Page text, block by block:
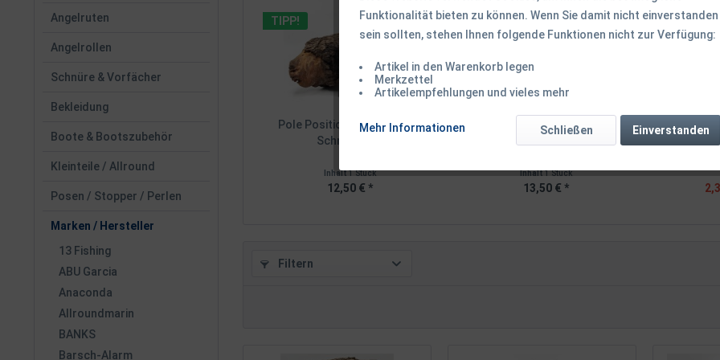
Angelruten
Angelrollen
Schnüre & Vorfächer
Bekleidung
Boote & Bootszubehör
Kleinteile / Allround
Posen / Stopper / Perlen
Marken / Hersteller
13 Fishing
ABU Garcia
Anaconda
Allroundmarin
BANKS
Barsch-Alarm
TIPP!
Pole Position Bank Line Clip
Schnurclip...
Inhalt1 Stück
12,50 € *
Pole Position Strong Grip
Inhalt1 Stück
13,50 € *
TIPP!
Pole
Filtern
Funktionalität bieten zu können. Wenn Sie damit nicht einverstanden
sein sollten, stehen Ihnen folgende Funktionen nicht zur Verfügung:
Artikel in den Warenkorb legen
Merkzettel
Artikelempfehlungen und vieles mehr
Mehr Informationen Einverstanden
Schließen